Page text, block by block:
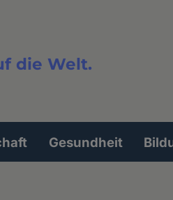
die Welt.
Gesundheit